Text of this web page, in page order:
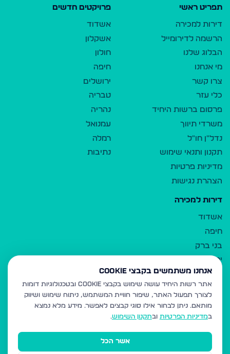
תפריט ראשי
דירות למכירה
הרשמה לדירומייל
הבלוג שלנו
מי אנחנו
צרו קשר
כלי עזר
פרסום ברשות היחיד
משרדי תיווך
נדל"ן חו"ל
תקנון ותנאי שימוש
מדיניות פרטיות
הצהרת נגישות
פרויקטים חדשים
אשדוד
אשקלון
חולון
חיפה
ירושלים
טבריה
נהריה
עמנואל
רמלה
נתיבות
דירות למכירה
אשדוד
חיפה
בני ברק
ירושלים
אלעד
גבעת זאב
בית שמש
רכסים
מודיעין עילית
אנחנו משתמשים בקבצי Cookie
אתר רשות היחיד עושה שימוש בקבצי Cookie ובטכנולוגיות דומות
לצורך תפעול האתר, שיפור חוויית המשתמש, ניתוח שימוש ושיווק
מותאם. ניתן לבחור אילו סוגי קבצים לאפשר. מידע מלא נמצא
במדיניות הפרטיות ובתקנון השימוש.
אשר הכל